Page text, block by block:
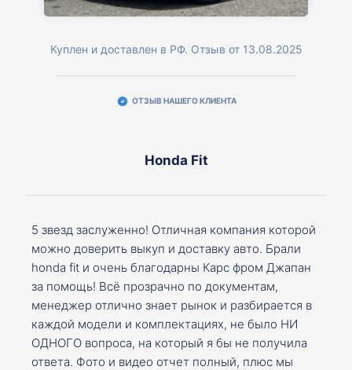
Куплен и доставлен в РФ. Отзыв от 13.08.2025
ОТЗЫВ НАШЕГО КЛИЕНТА
Honda Fit
5 звезд заслуженно! Отличная компания которой
можно доверить выкуп и доставку авто. Брали
honda fit и очень благодарны Карс фром Джапан
за помощь! Всё прозрачно по документам,
менеджер отлично знает рынок и разбирается в
каждой модели и комплектациях, не было НИ
ОДНОГО вопроса, на который я бы не получила
ответа. Фото и видео отчет полный, плюс мы